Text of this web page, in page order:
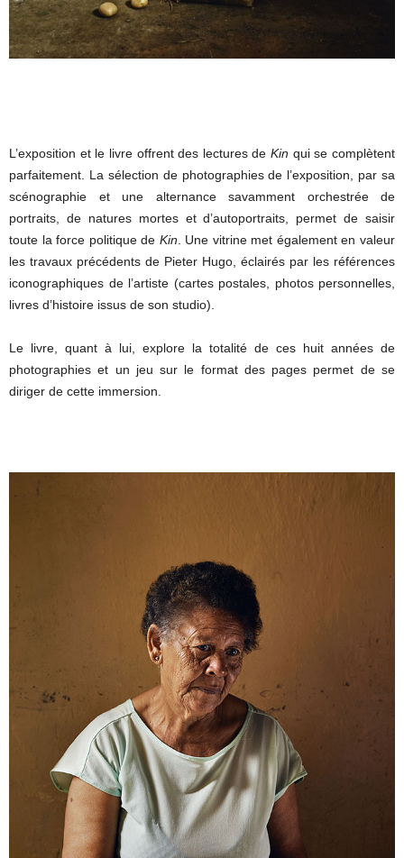
L’exposition et le livre offrent des lectures deKin qui se complètent
parfaitement. La sélection de photographies de l’exposition, par sa
scénographie et une alternance savamment orchestrée de
portraits, de natures mortes et d’autoportraits, permet de saisir
toute la force politique de Kin. Une vitrine met également en valeur
les travaux précédents de Pieter Hugo, éclairés par les références
iconographiques de l’artiste (cartes postales, photos personnelles,
livres d’histoire issus de son studio).
Le livre, quant à lui, explore la totalité de ces huit années de
photographies et un jeu sur le format des pages permet de se
diriger de cette immersion.